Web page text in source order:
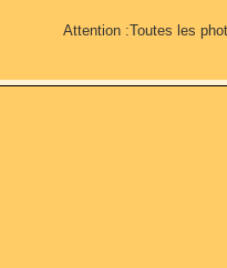
Attention :Toutes les